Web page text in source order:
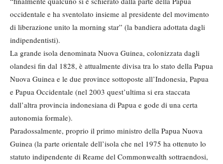
occidentale e ha sventolato insieme al presidente del movimento
di liberazione unito la morning star” (la bandiera adottata dagli
indipendentisti).
La grande isola denominata Nuova Guinea, colonizzata dagli
olandesi fin dal 1828, è attualmente divisa tra lo stato della Papua
Nuova Guinea e le due province sottoposte all’Indonesia, Papua
e Papua Occidentale (nel 2003 quest’ultima si era staccata
dall’altra provincia indonesiana di Papua e gode di una certa
autonomia formale).
Paradossalmente, proprio il primo ministro della Papua Nuova
Guinea (la parte orientale dell’isola che nel 1975 ha ottenuto lo
statuto indipendente di Reame del Commonwealth sottraendosi,